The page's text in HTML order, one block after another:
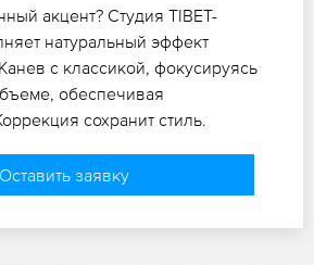
акцент? Студия TIBET-
натуральный эффект
с классикой, фокусируясь
обеспечивая
сохранит стиль.
Оставить заявку